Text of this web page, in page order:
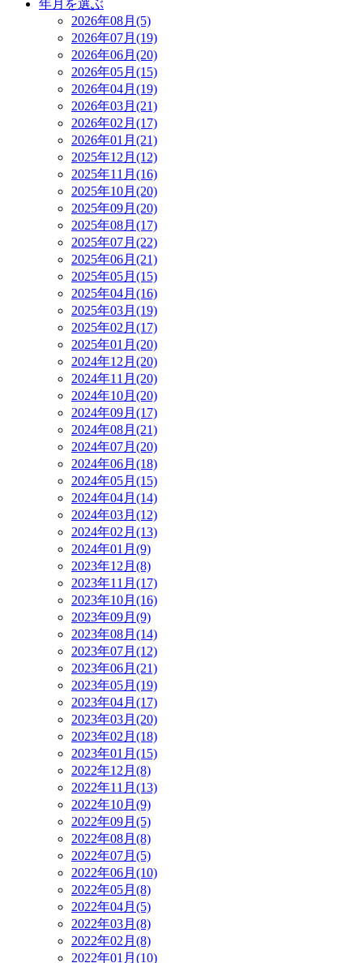
年月を選ぶ
2026年08月(5)
2026年07月(19)
2026年06月(20)
2026年05月(15)
2026年04月(19)
2026年03月(21)
2026年02月(17)
2026年01月(21)
2025年12月(12)
2025年11月(16)
2025年10月(20)
2025年09月(20)
2025年08月(17)
2025年07月(22)
2025年06月(21)
2025年05月(15)
2025年04月(16)
2025年03月(19)
2025年02月(17)
2025年01月(20)
2024年12月(20)
2024年11月(20)
2024年10月(20)
2024年09月(17)
2024年08月(21)
2024年07月(20)
2024年06月(18)
2024年05月(15)
2024年04月(14)
2024年03月(12)
2024年02月(13)
2024年01月(9)
2023年12月(8)
2023年11月(17)
2023年10月(16)
2023年09月(9)
2023年08月(14)
2023年07月(12)
2023年06月(21)
2023年05月(19)
2023年04月(17)
2023年03月(20)
2023年02月(18)
2023年01月(15)
2022年12月(8)
2022年11月(13)
2022年10月(9)
2022年09月(5)
2022年08月(8)
2022年07月(5)
2022年06月(10)
2022年05月(8)
2022年04月(5)
2022年03月(8)
2022年02月(8)
2022年01月(10)